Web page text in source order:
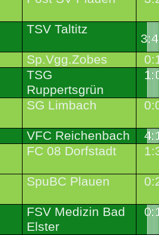
TSV Taltitz
3:4
Sp.Vgg.Zobes
TSG
Ruppertsgrün
SG Limbach
VFC Reichenbach
FC 08 Dorfstadt
SpuBC Plauen
FSV Medizin Bad
Elster